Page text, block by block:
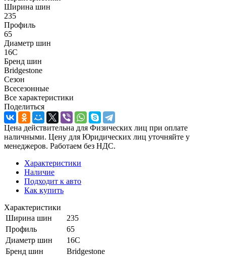
Ширина шин
235
Профиль
65
Диаметр шин
16C
Бренд шин
Bridgestone
Сезон
Всесезонные
Все характеристики
Поделиться
Цена действительна для Физических лиц при оплате
наличными. Цену для Юридических лиц уточняйте у
менеджеров. Работаем без НДС.
Характеристики
Наличие
Подходит к авто
Как купить
Характеристики
Ширина шин
235
Профиль
65
Диаметр шин
16C
Бренд шин
Bridgestone